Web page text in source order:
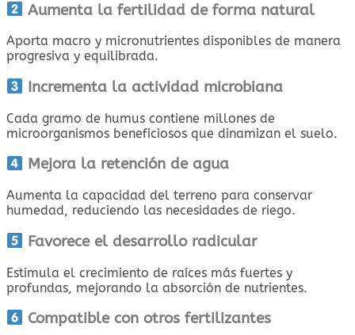
Aumenta la fertilidad de forma natural
Aporta macro y micronutrientes disponibles de manera
progresiva y equilibrada.
Incrementa la actividad microbiana
Cada gramo de humus contiene millones de
microorganismos beneficiosos que dinamizan el suelo.
Mejora la retención de agua
Aumenta la capacidad del terreno para conservar
humedad, reduciendo las necesidades de riego.
Favorece el desarrollo radicular
Estimula el crecimiento de raíces más fuertes y
profundas, mejorando la absorción de nutrientes.
Compatible con otros fertilizantes